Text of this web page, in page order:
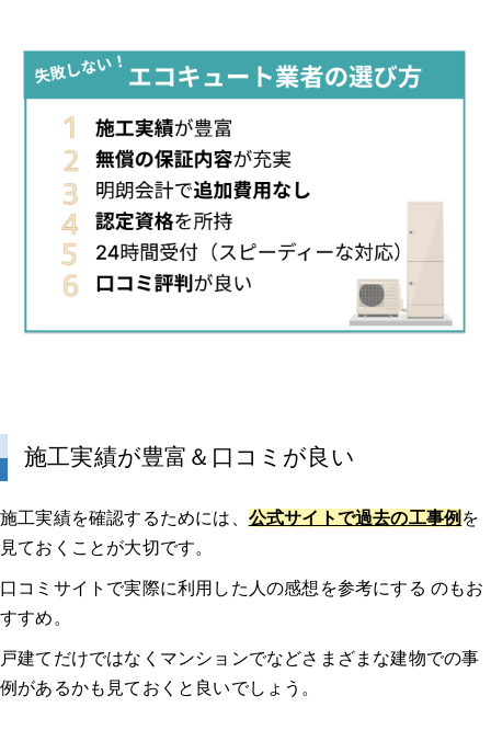
施工実績が豊富＆口コミが良い
施工実績を確認するためには、 公式サイトで過去の工事例 を
見ておくことが大切です。
口コミサイトで実際に利用した人の感想を参考にする のもお
すすめ。
戸建てだけではなくマンションでなどさまざまな建物での事
例があるかも見ておくと良いでしょう。